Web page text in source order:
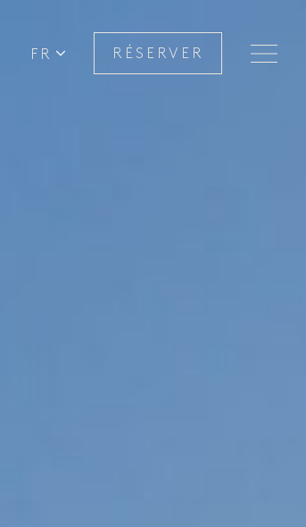
FR RÉSERVER